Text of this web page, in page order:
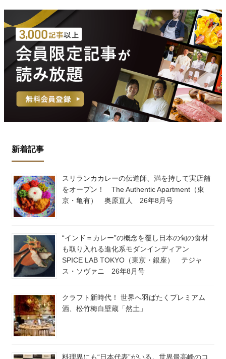
新着記事
スリランカカレーの伝道師、満を持して実店舗
をオープン！ The Authentic Apartment（東
京・亀有） 奥原直人 26年8月号
“インド＝カレー”の概念を覆し日本の旬の食材
も取り入れる進化系モダンインディアン
SPICE LAB TOKYO（東京・銀座） テジャ
ス・ソヴァニ 26年8月号
クラフト新時代！ 世界へ羽ばたくプレミアム
酒、松竹梅白壁蔵「然土」
料理界にも“日本代表”がいる。世界最高峰のコ